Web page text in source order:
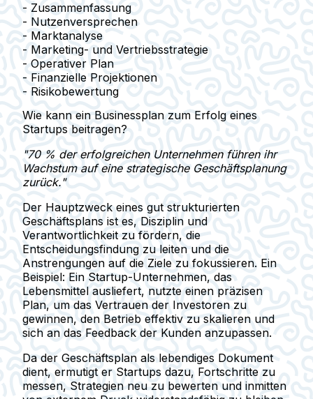
- Zusammenfassung
- Nutzenversprechen
- Marktanalyse
- Marketing- und Vertriebsstrategie
- Operativer Plan
- Finanzielle Projektionen
- Risikobewertung
Wie kann ein Businessplan zum Erfolg eines
Startups beitragen?
"70 % der erfolgreichen Unternehmen führen ihr
Wachstum auf eine strategische Geschäftsplanung
zurück."
Der Hauptzweck eines gut strukturierten
Geschäftsplans ist es, Disziplin und
Verantwortlichkeit zu fördern, die
Entscheidungsfindung zu leiten und die
Anstrengungen auf die Ziele zu fokussieren. Ein
Beispiel: Ein Startup-Unternehmen, das
Lebensmittel ausliefert, nutzte einen präzisen
Plan, um das Vertrauen der Investoren zu
gewinnen, den Betrieb effektiv zu skalieren und
sich an das Feedback der Kunden anzupassen.
Da der Geschäftsplan als lebendiges Dokument
dient, ermutigt er Startups dazu, Fortschritte zu
messen, Strategien neu zu bewerten und inmitten